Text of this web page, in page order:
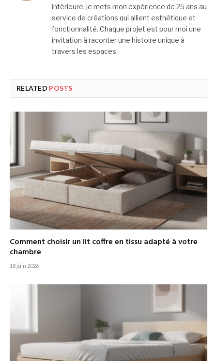
intérieure, je mets mon expérience de 25 ans au
service de créations qui allient esthétique et
fonctionnalité. Chaque projet est pour moi une
invitation à raconter une histoire unique à
travers les espaces.
RELATED POSTS
Comment choisir un lit coffre en tissu adapté à votre
chambre
18 juin 2026